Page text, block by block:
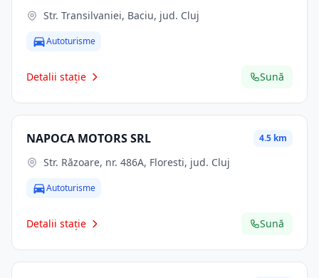
Str. Transilvaniei, Baciu, jud. Cluj
Autoturisme
Detalii stație Sună
NAPOCA MOTORS SRL 4.5 km
Str. Răzoare, nr. 486A, Floresti, jud. Cluj
Autoturisme
Detalii stație Sună